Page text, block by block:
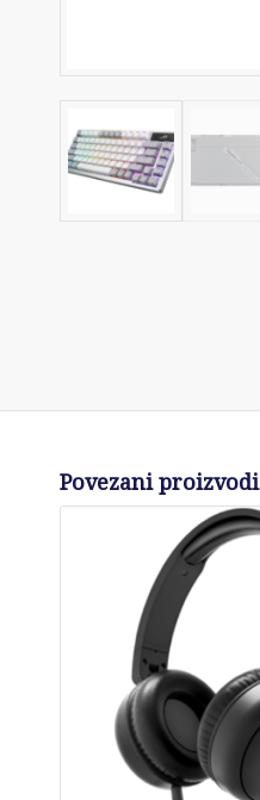
Povezani proizvodi